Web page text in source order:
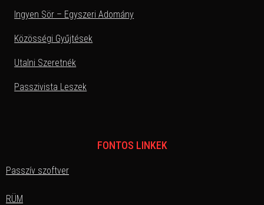
Ingyen Sör – Egyszeri Adomány
Közösségi Gyűjtések
Utalni Szeretnék
Passzivista Leszek
FONTOS LINKEK
Passzív szoftver
RÜM